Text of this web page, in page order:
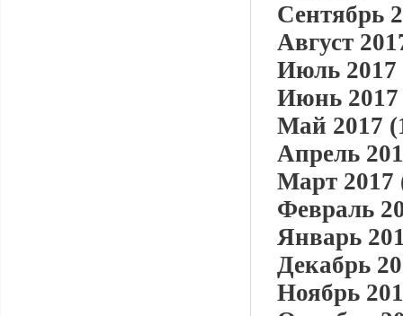
Сентябрь
Август
Июль 2017
Июнь 2017
Май 2017
Апрель
Март 2017
Февраль
Январь
Декабрь
Ноябрь